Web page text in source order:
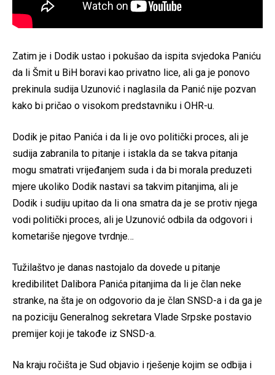
Zatim je i Dodik ustao i pokušao da ispita svjedoka Paniću
da li Šmit u BiH boravi kao privatno lice, ali ga je ponovo
prekinula sudija Uzunović i naglasila da Panić nije pozvan
kako bi pričao o visokom predstavniku i OHR-u.
Dodik je pitao Panića i da li je ovo politički proces, ali je
sudija zabranila to pitanje i istakla da se takva pitanja
mogu smatrati vrijeđanjem suda i da bi morala preduzeti
mjere ukoliko Dodik nastavi sa takvim pitanjima, ali je
Dodik i sudiju upitao da li ona smatra da je se protiv njega
vodi politički proces, ali je Uzunović odbila da odgovori i
kometariše njegove tvrdnje…
Tužilaštvo je danas nastojalo da dovede u pitanje
kredibilitet Dalibora Panića pitanjima da li je član neke
stranke, na šta je on odgovorio da je član SNSD-a i da ga je
na poziciju Generalnog sekretara Vlade Srpske postavio
premijer koji je takođe iz SNSD-a.
Na kraju ročišta je Sud objavio i rješenje kojim se odbija i